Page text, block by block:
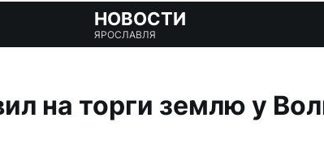
НОВОСТИ
ЯРОСЛАВЛЯ
на торги землю у